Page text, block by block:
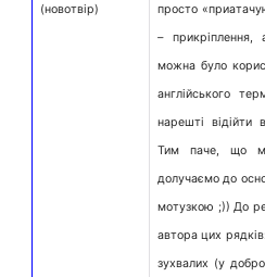
(новотвір)
просто
– прикріплення,
можна було
англійського
нарешті відійти
Тим паче, що
долучаємо до
мотузкою ;)) До
автора цих
зухвалих (у